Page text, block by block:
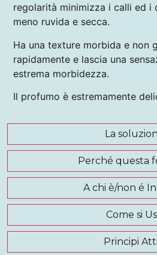
La
Perché questa
A chi è/non é
Come si
Principi
regolarità minimizza i calli ed i
meno ruvida e secca.
Ha una texture morbida e non
rapidamente e lascia una
estrema morbidezza.
Il profumo è estremamente